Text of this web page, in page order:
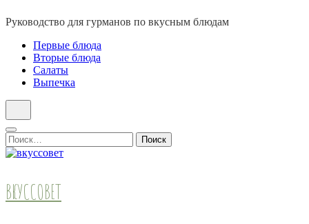
Руководство для гурманов по вкусным блюдам
Первые блюда
Вторые блюда
Салаты
Выпечка
Найти:
ВКУССОВЕТ